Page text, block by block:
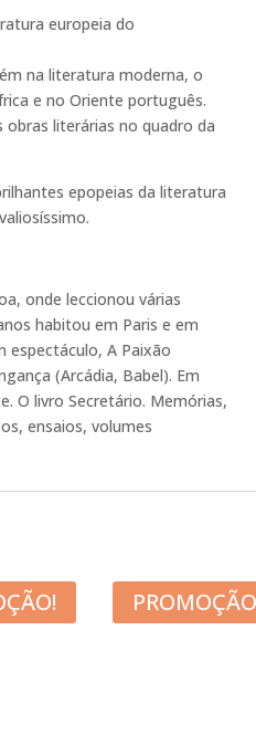
europeia do
na literatura moderna, o
e no Oriente português.
literárias no quadro da
epopeias da literatura
onde leccionou várias
habitou em Paris e em
espectáculo, A Paixão
(Arcádia, Babel). Em
O livro Secretário. Memórias,
ensaios, volumes